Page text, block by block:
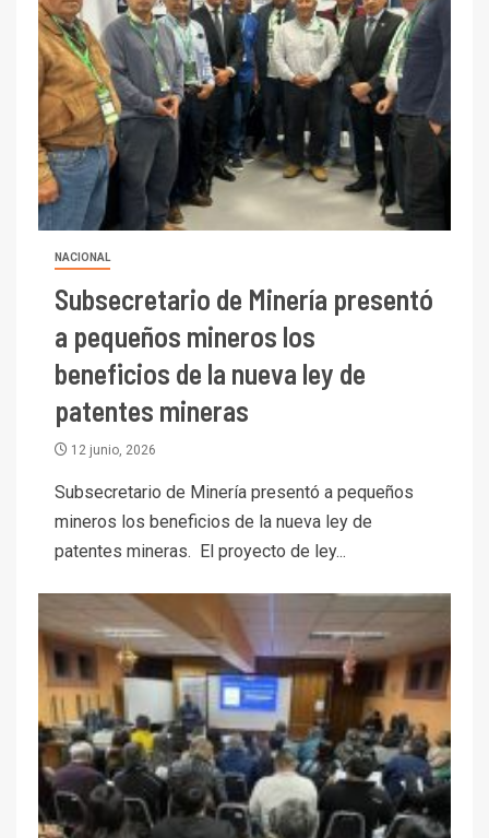
NACIONAL
Subsecretario de Minería presentó
a pequeños mineros los
beneficios de la nueva ley de
patentes mineras
12 junio, 2026
Subsecretario de Minería presentó a pequeños
mineros los beneficios de la nueva ley de
patentes mineras. El proyecto de ley...